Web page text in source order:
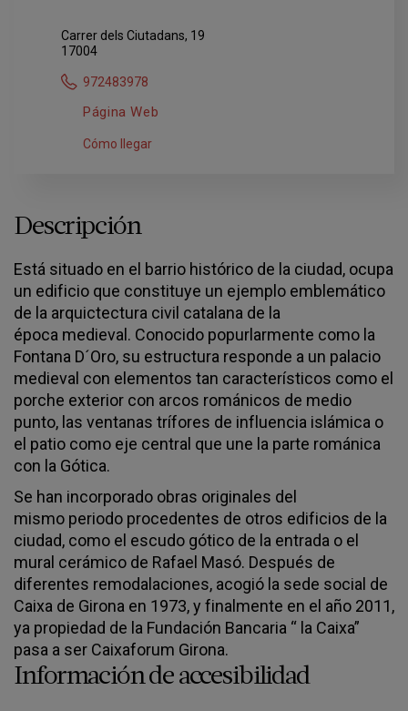
Carrer dels Ciutadans, 19
17004
972483978
Página Web
Cómo llegar
Descripción
Está situado en el barrio histórico de la ciudad, ocupa
un edificio que constituye un ejemplo emblemático
de la arquictectura civil catalana de la
época medieval. Conocido popurlarmente como la
Fontana D´Oro, su estructura responde a un palacio
medieval con elementos tan característicos como el
porche exterior con arcos románicos de medio
punto, las ventanas trífores de influencia islámica o
el patio como eje central que une la parte románica
con la Gótica.
Se han incorporado obras originales del
mismo periodo procedentes de otros edificios de la
ciudad, como el escudo gótico de la entrada o el
mural cerámico de Rafael Masó. Después de
diferentes remodalaciones, acogió la sede social de
Caixa de Girona en 1973, y finalmente en el año 2011,
ya propiedad de la Fundación Bancaria “ la Caixa”
pasa a ser Caixaforum Girona.
Información de accesibilidad